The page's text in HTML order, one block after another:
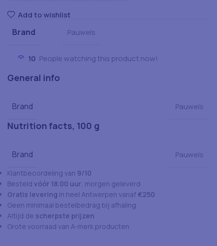
Add to wishlist
Brand Pauwels
10 People watching this product now!
General info
Brand Pauwels
Nutrition facts, 100 g
Brand Pauwels
Klantbeoordeling van 9/10
Besteld vóór 18.00 uur, morgen geleverd
Gratis levering in heel Antwerpen vanaf €250
Geen minimaal bestelbedrag bij afhaling
Altijd de scherpste prijzen
Grote voorraad van A-merk producten